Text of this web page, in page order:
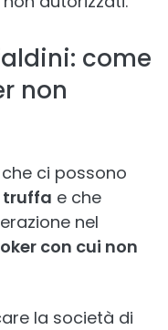
come
non
ci possono
truffa e che
nel
con cui non
la società di